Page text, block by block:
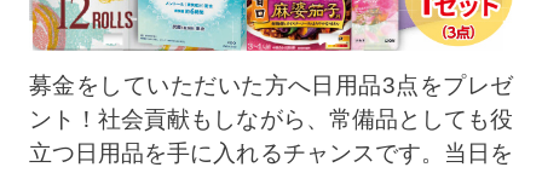
募金をしていただいた方へ日用品3点をプレゼ
ント！社会貢献もしながら、常備品としても役
立つ日用品を手に入れるチャンスです。当日を